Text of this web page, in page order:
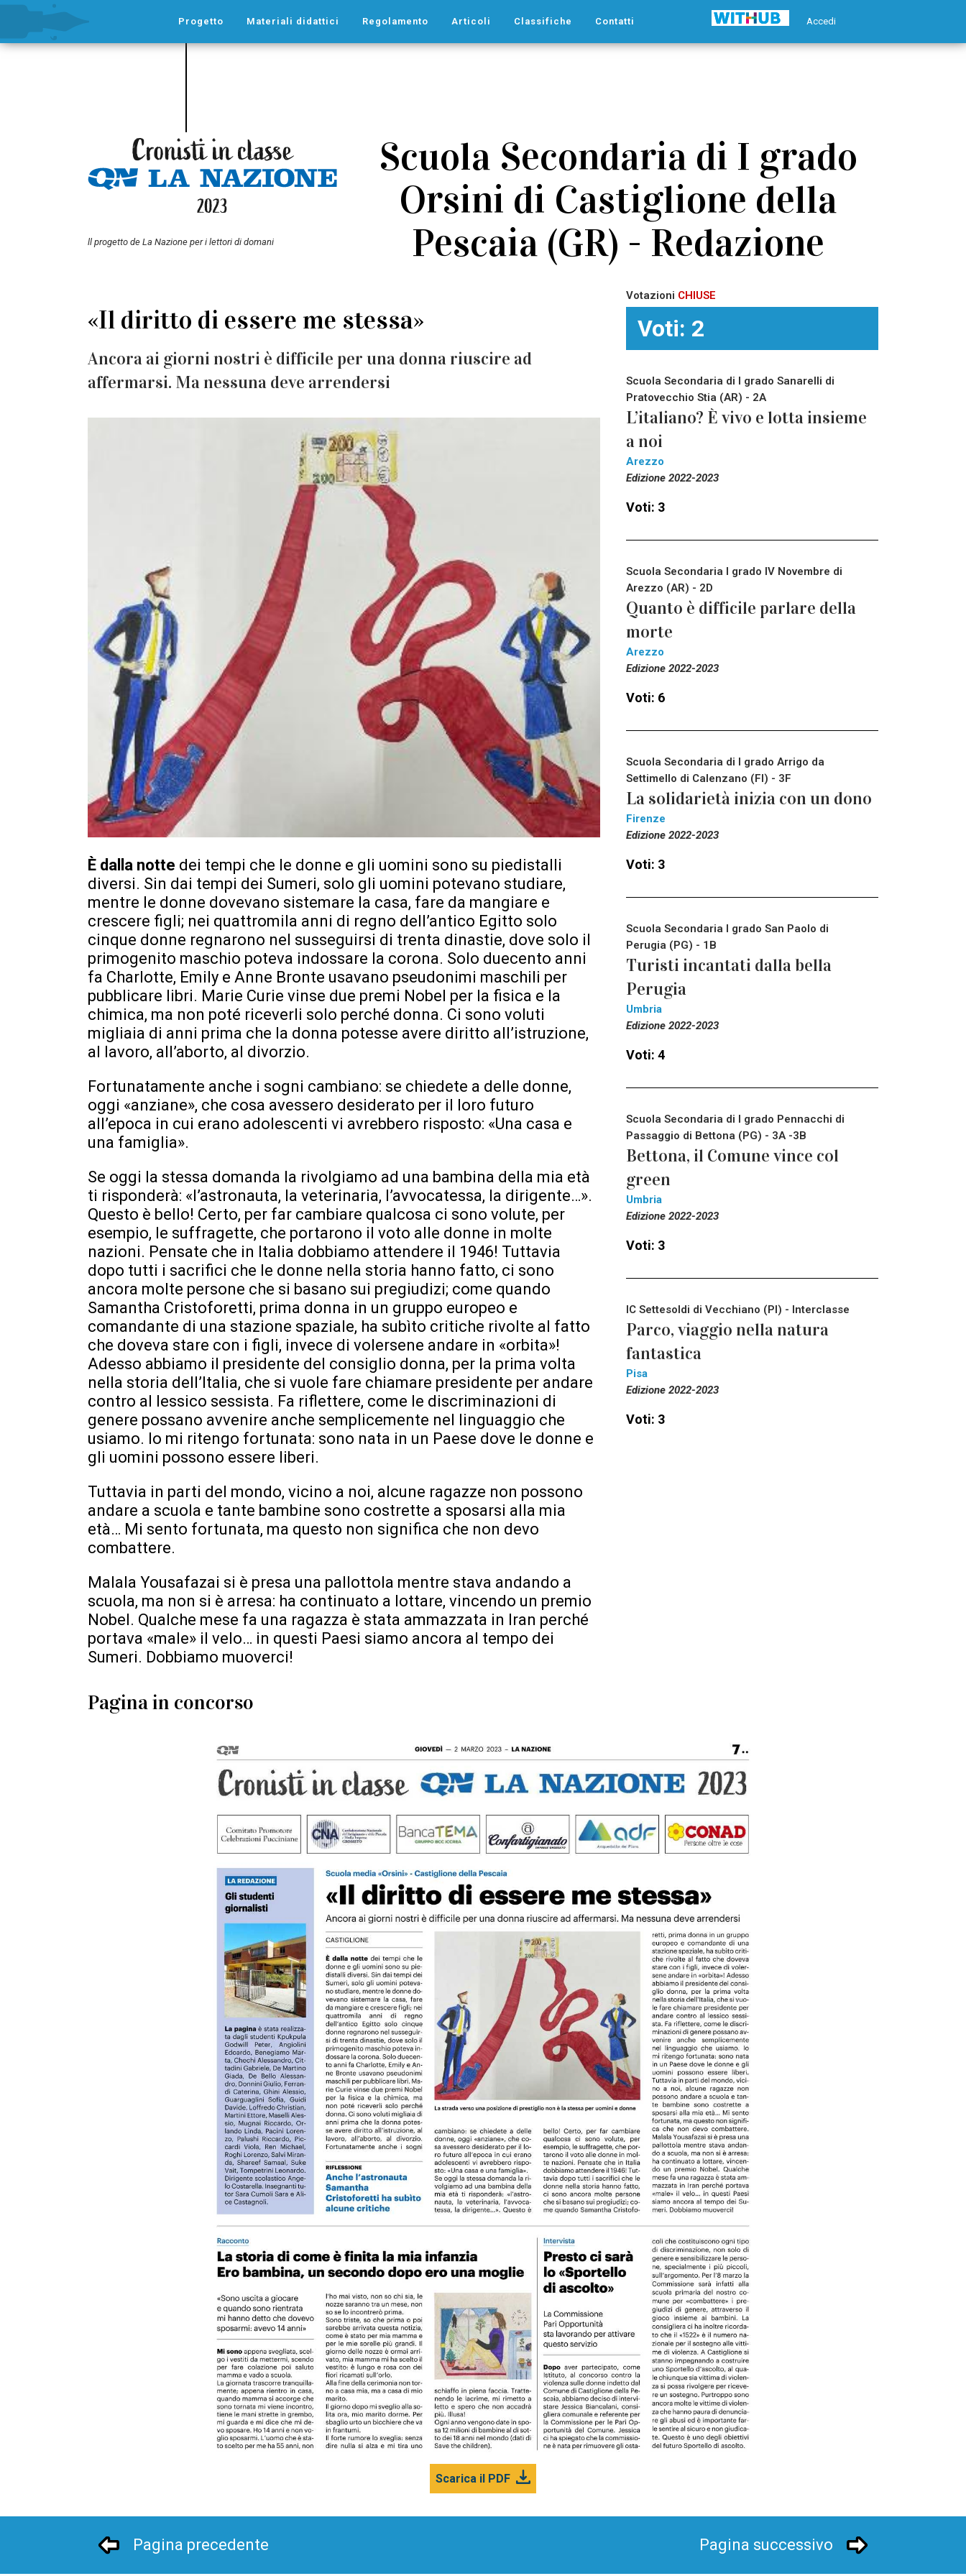
Accedi
Progetto Materiali didattici Regolamento Articoli Classifiche Contatti
ll progetto de La Nazione per i lettori di domani
Scuola Secondaria di I grado
Orsini di Castiglione della
Pescaia (GR) - Redazione
«Il diritto di essere me stessa»
Ancora ai giorni nostri è difficile per una donna riuscire ad
affermarsi. Ma nessuna deve arrendersi
È dalla notte dei tempi che le donne e gli uomini sono su piedistalli
diversi. Sin dai tempi dei Sumeri, solo gli uomini potevano studiare,
mentre le donne dovevano sistemare la casa, fare da mangiare e
crescere figli; nei quattromila anni di regno dell’antico Egitto solo
cinque donne regnarono nel susseguirsi di trenta dinastie, dove solo il
primogenito maschio poteva indossare la corona. Solo duecento anni
fa Charlotte, Emily e Anne Bronte usavano pseudonimi maschili per
pubblicare libri. Marie Curie vinse due premi Nobel per la fisica e la
chimica, ma non poté riceverli solo perché donna. Ci sono voluti
migliaia di anni prima che la donna potesse avere diritto all’istruzione,
al lavoro, all’aborto, al divorzio.
Fortunatamente anche i sogni cambiano: se chiedete a delle donne,
oggi «anziane», che cosa avessero desiderato per il loro futuro
all’epoca in cui erano adolescenti vi avrebbero risposto: «Una casa e
una famiglia».
Se oggi la stessa domanda la rivolgiamo ad una bambina della mia età
ti risponderà: «l’astronauta, la veterinaria, l’avvocatessa, la dirigente…».
Questo è bello! Certo, per far cambiare qualcosa ci sono volute, per
esempio, le suffragette, che portarono il voto alle donne in molte
nazioni. Pensate che in Italia dobbiamo attendere il 1946! Tuttavia
dopo tutti i sacrifici che le donne nella storia hanno fatto, ci sono
ancora molte persone che si basano sui pregiudizi; come quando
Samantha Cristoforetti, prima donna in un gruppo europeo e
comandante di una stazione spaziale, ha subìto critiche rivolte al fatto
che doveva stare con i figli, invece di volersene andare in «orbita»!
Adesso abbiamo il presidente del consiglio donna, per la prima volta
nella storia dell’Italia, che si vuole fare chiamare presidente per andare
contro al lessico sessista. Fa riflettere, come le discriminazioni di
genere possano avvenire anche semplicemente nel linguaggio che
usiamo. Io mi ritengo fortunata: sono nata in un Paese dove le donne e
gli uomini possono essere liberi.
Tuttavia in parti del mondo, vicino a noi, alcune ragazze non possono
andare a scuola e tante bambine sono costrette a sposarsi alla mia
età… Mi sento fortunata, ma questo non significa che non devo
combattere.
Malala Yousafazai si è presa una pallottola mentre stava andando a
scuola, ma non si è arresa: ha continuato a lottare, vincendo un premio
Nobel. Qualche mese fa una ragazza è stata ammazzata in Iran perché
portava «male» il velo… in questi Paesi siamo ancora al tempo dei
Sumeri. Dobbiamo muoverci!
Votazioni CHIUSE
Voti: 2
Scuola Secondaria di I grado Sanarelli di
Pratovecchio Stia (AR) - 2A
L’italiano? È vivo e lotta insieme
a noi
Arezzo
Edizione 2022-2023
Voti: 3
Scuola Secondaria I grado IV Novembre di
Arezzo (AR) - 2D
Quanto è difficile parlare della
morte
Arezzo
Edizione 2022-2023
Voti: 6
Scuola Secondaria di I grado Arrigo da
Settimello di Calenzano (FI) - 3F
La solidarietà inizia con un dono
Firenze
Edizione 2022-2023
Voti: 3
Scuola Secondaria I grado San Paolo di
Perugia (PG) - 1B
Turisti incantati dalla bella
Perugia
Umbria
Edizione 2022-2023
Voti: 4
Scuola Secondaria di I grado Pennacchi di
Passaggio di Bettona (PG) - 3A -3B
Bettona, il Comune vince col
green
Umbria
Edizione 2022-2023
Voti: 3
IC Settesoldi di Vecchiano (PI) - Interclasse
Parco, viaggio nella natura
fantastica
Pisa
Edizione 2022-2023
Voti: 3
Pagina in concorso
Scarica il PDF
Pagina precedente Pagina successivo